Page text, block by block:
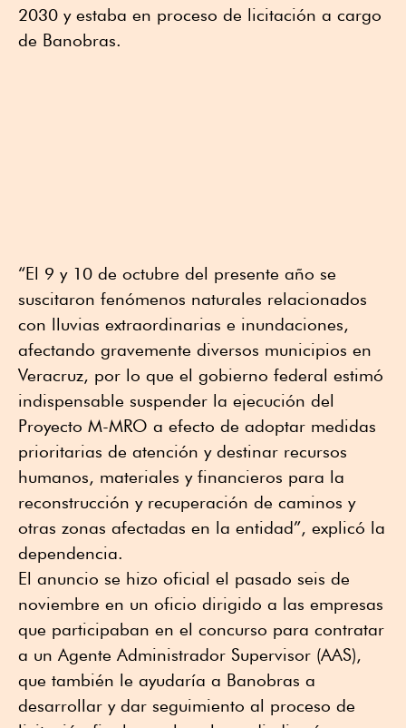
2030 y estaba en proceso de licitación a cargo
de Banobras.
“El 9 y 10 de octubre del presente año se
suscitaron fenómenos naturales relacionados
con lluvias extraordinarias e inundaciones,
afectando gravemente diversos municipios en
Veracruz, por lo que el gobierno federal estimó
indispensable suspender la ejecución del
Proyecto M-MRO a efecto de adoptar medidas
prioritarias de atención y destinar recursos
humanos, materiales y financieros para la
reconstrucción y recuperación de caminos y
otras zonas afectadas en la entidad”, explicó la
dependencia.
El anuncio se hizo oficial el pasado seis de
noviembre en un oficio dirigido a las empresas
que participaban en el concurso para contratar
a un Agente Administrador Supervisor (AAS),
que también le ayudaría a Banobras a
desarrollar y dar seguimiento al proceso de